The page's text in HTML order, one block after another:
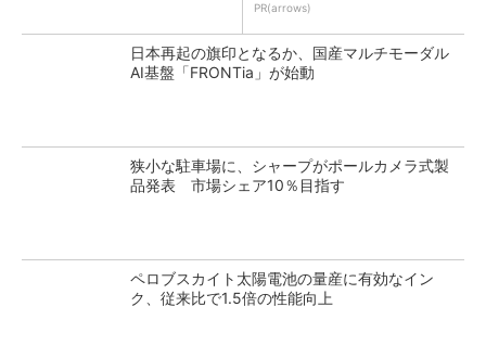
PR(arrows)
日本再起の旗印となるか、国産マルチモーダル
AI基盤「FRONTia」が始動
狭小な駐車場に、シャープがポールカメラ式製
品発表 市場シェア10％目指す
ペロブスカイト太陽電池の量産に有効なイン
ク、従来比で1.5倍の性能向上